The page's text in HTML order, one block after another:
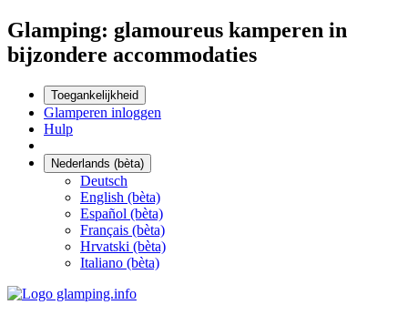
Glamping: glamoureus kamperen in
bijzondere accommodaties
Toegankelijkheid
Glamperen inloggen
Hulp
Nederlands (bèta)
Deutsch
English (bèta)
Español (bèta)
Français (bèta)
Hrvatski (bèta)
Italiano (bèta)